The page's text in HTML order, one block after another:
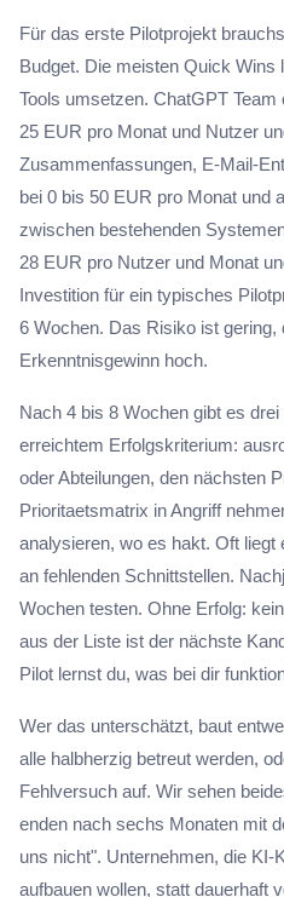
Für das erste Pilotprojekt
Budget. Die meisten Quick
Tools umsetzen. ChatGPT
25 EUR pro Monat und Nutzer
Zusammenfassungen, E-Mail-
bei 0 bis 50 EUR pro Monat und
zwischen bestehenden
28 EUR pro Nutzer und Monat
Investition für ein typisches
6 Wochen. Das Risiko ist gering,
Erkenntnisgewinn hoch.
Nach 4 bis 8 Wochen gibt es
erreichtem Erfolgskriterium:
oder Abteilungen, den nächsten
Prioritaetsmatrix in Angriff
analysieren, wo es hakt. Oft liegt
an fehlenden Schnittstellen.
Wochen testen. Ohne Erfolg:
aus der Liste ist der nächste
Pilot lernst du, was bei dir
Wer das unterschätzt, baut
alle halbherzig betreut werden,
Fehlversuch auf. Wir sehen
enden nach sechs Monaten mit
uns nicht". Unternehmen, die KI-
aufbauen wollen, statt dauerhaft